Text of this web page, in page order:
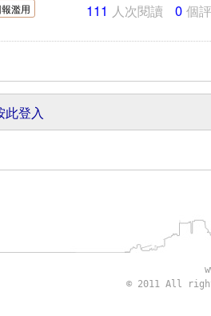
濫用 111 人次閱讀 0 個
此登入
© 2011 All